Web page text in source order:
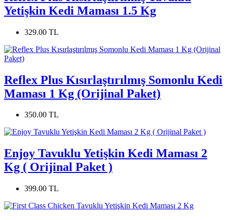
Yetişkin Kedi Maması 1.5 Kg
329.00 TL
Reflex Plus Kısırlaştırılmış Somonlu Kedi
Maması 1 Kg (Orijinal Paket)
350.00 TL
Enjoy Tavuklu Yetişkin Kedi Maması 2
Kg ( Orijinal Paket )
399.00 TL